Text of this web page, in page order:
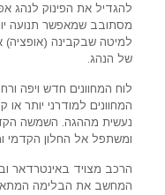
להגדיל את הפינוק לנהג
מסתובב שמאפשר תנועה
למיטה שבקבינה (אופציה)
של הנהג.
לוח המחוונים חדש ויפה
המחוונים למודרני יותר
נעשית מההגה. השמשה
ומשתפל אל החלון הקדמי
הרכב מצויד באינטרדאר
המחשב את הבלימה